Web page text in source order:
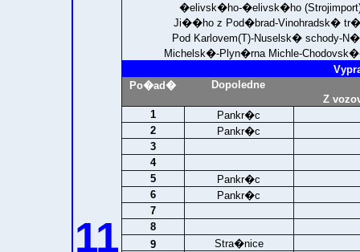
11
�elivsk�ho-�elivsk�ho
Ji��ho z Pod�brad-Vinohradsk�
Pod Karlovem(T)-Nuselsk� schody-
Michelsk�-Plyn�rna Michle-
Po�ad�
Dopoledne
Z
1
Pankr�c
2
Pankr�c
3
4
5
Pankr�c
6
Pankr�c
7
8
9
Stra�nice